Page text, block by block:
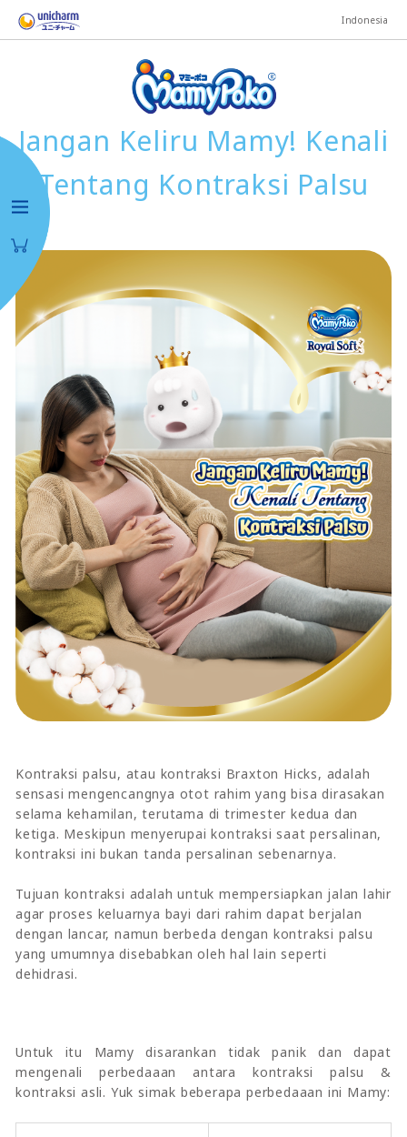
Indonesia
Jangan Keliru Mamy! Kenali
Tentang Kontraksi Palsu
Kontraksi palsu, atau kontraksi Braxton Hicks, adalah
sensasi mengencangnya otot rahim yang bisa dirasakan
selama kehamilan, terutama di trimester kedua dan
ketiga. Meskipun menyerupai kontraksi saat persalinan,
kontraksi ini bukan tanda persalinan sebenarnya.
Tujuan kontraksi adalah untuk mempersiapkan jalan lahir
agar proses keluarnya bayi dari rahim dapat berjalan
dengan lancar, namun berbeda dengan kontraksi palsu
yang umumnya disebabkan oleh hal lain seperti
dehidrasi.
Untuk itu Mamy disarankan tidak panik dan dapat
mengenali perbedaaan antara kontraksi palsu &
kontraksi asli. Yuk simak beberapa perbedaaan ini Mamy: